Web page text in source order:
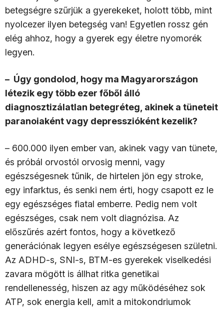
betegségre szűrjük a gyerekeket, holott több, mint
nyolcezer ilyen betegség van! Egyetlen rossz gén
elég ahhoz, hogy a gyerek egy életre nyomorék
legyen.
– Úgy gondolod, hogy ma Magyarországon
létezik egy több ezer főből álló
diagnosztizálatlan betegréteg, akinek a tüneteit
paranoiaként vagy depresszióként kezelik?
– 600.000 ilyen ember van, akinek vagy van tünete,
és próbál orvostól orvosig menni, vagy
egészségesnek tűnik, de hirtelen jön egy stroke,
egy infarktus, és senki nem érti, hogy csapott ez le
egy egészséges fiatal emberre. Pedig nem volt
egészséges, csak nem volt diagnózisa. Az
előszűrés azért fontos, hogy a következő
generációnak legyen esélye egészségesen születni.
Az ADHD-s, SNI-s, BTM-es gyerekek viselkedési
zavara mögött is állhat ritka genetikai
rendellenesség, hiszen az agy működéséhez sok
ATP, sok energia kell, amit a mitokondriumok